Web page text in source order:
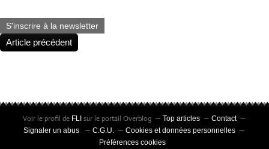
S'inscrire à la newsletter
Article précédent
Voir le profil de FLI sur le portail Overblog Top articles
Contact
Signaler un abus
C.G.U.
Cookies et données personnelles
Préférences cookies